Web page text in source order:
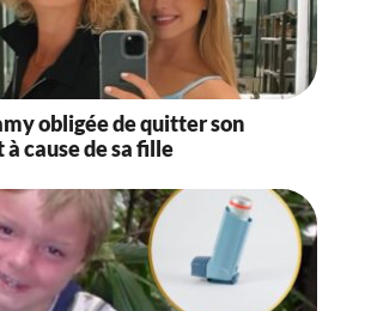
obligée de quitter son
cause de sa fille